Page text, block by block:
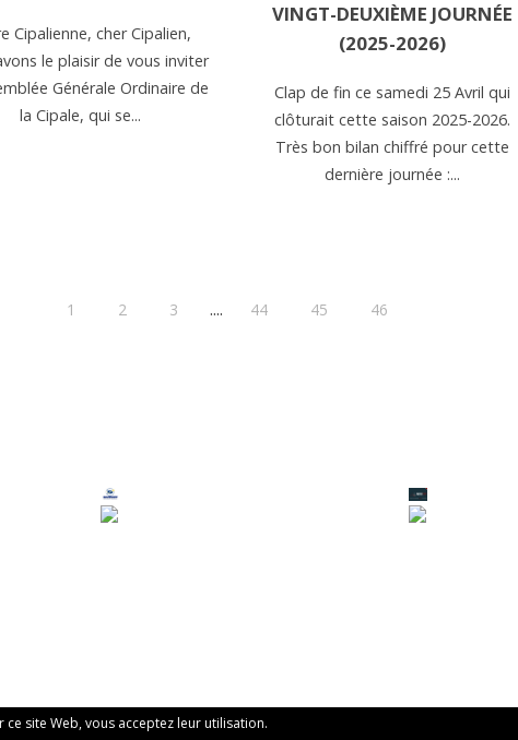
Cipalienne, cher Cipalien,
le plaisir de vous inviter
Générale Ordinaire de
la Cipale, qui se...
VINGT-DEUXIÈME JOURNÉE
(2025-2026)
Clap de fin ce samedi 25 Avril qui
clôturait cette saison 2025-2026.
Très bon bilan chiffré pour cette
dernière journée :...
1 2 3 .... 44 45 46
site Web, vous acceptez leur utilisation.